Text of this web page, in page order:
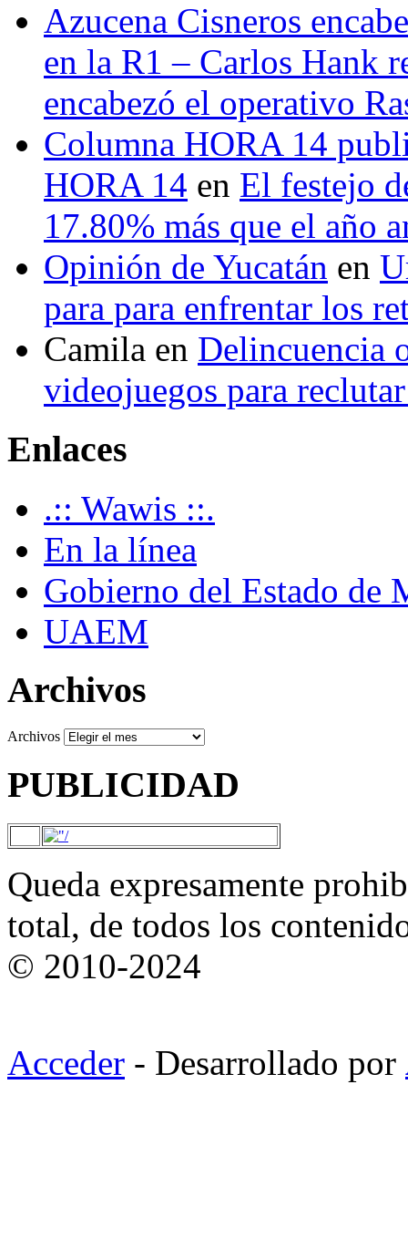
Azucena Cisneros
en la R1 – Carlos Hank
encabezó el operativo
Columna HORA 14
HORA 14 en El festejo
17.80% más que el año
Opinión de Yucatán en
para para enfrentar los
Camila en Delincuencia
videojuegos para
Enlaces
.:: Wawis ::.
En la línea
Gobierno del Estado de
UAEM
Archivos
Archivos
PUBLICIDAD
Queda expresamente
total, de todos los
© 2010-2024
Acceder - Desarrollado por